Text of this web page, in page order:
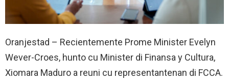
Oranjestad – Recientemente Prome Minister Evelyn
Wever-Croes, hunto cu Minister di Finansa y Cultura,
Xiomara Maduro a reuni cu representantenan di FCCA.